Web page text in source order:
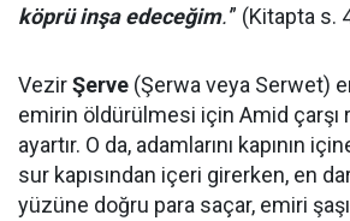
köprü inşa edeceğim.'” (Kitapta s.
VezirŞerve (Şerwa veya Serwet)
emirin öldürülmesi için Amid çarşı
ayartır. O da, adamlarını kapının
sur kapısından içeri girerken, en
yüzüne doğru para saçar, emiri